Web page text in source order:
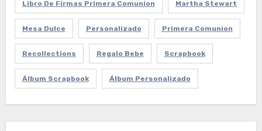
Libro De Firmas Primera Comunion Martha Stewart
Mesa Dulce Personalizado Primera Comunion
Recollections Regalo Bebe Scrapbook
Álbum Scrapbook Álbum Personalizado